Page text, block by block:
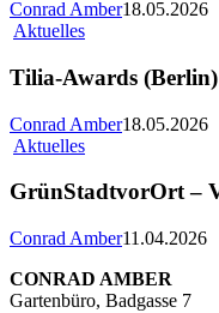
Conrad Amber18.05.2026
Aktuelles
Tilia-Awards
Conrad Amber18.05.2026
Aktuelles
GrünStadtvorOrt –
Conrad Amber11.04.2026
CONRAD AMBER
Gartenbüro, Badgasse 7